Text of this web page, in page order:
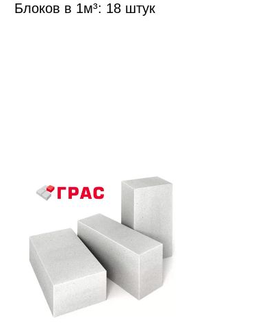
Блоков в 1м³: 18 штук